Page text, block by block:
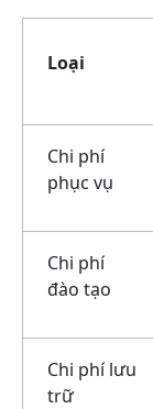
Loại
Chi phí
phục vụ
Chi phí
đào tạo
Chi phí lưu
trữ